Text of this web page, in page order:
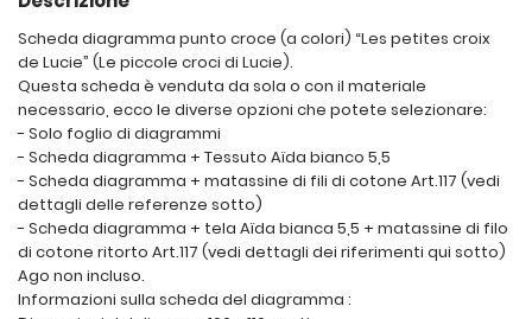
Scheda diagramma punto croce (a colori) “Les petites croix
de Lucie” (Le piccole croci di Lucie).
Questa scheda è venduta da sola o con il materiale
necessario, ecco le diverse opzioni che potete selezionare:
- Solo foglio di diagrammi
- Scheda diagramma + Tessuto Aïda bianco 5,5
- Scheda diagramma + matassine di fili di cotone Art.117 (vedi
dettagli delle referenze sotto)
- Scheda diagramma + tela Aïda bianca 5,5 + matassine di filo
di cotone ritorto Art.117 (vedi dettagli dei riferimenti qui sotto)
Ago non incluso.
Informazioni sulla scheda del diagramma :